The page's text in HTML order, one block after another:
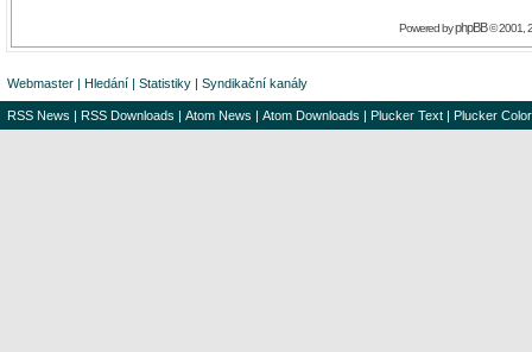
Powered byphpBB© 2001,
Webmaster | Hledání | Statistiky | Syndikační kanály
RSS News | RSS Downloads | Atom News | Atom Downloads | Plucker Text | Plucker Color